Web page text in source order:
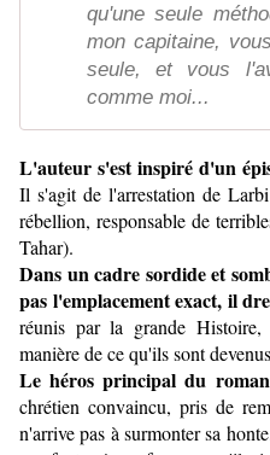
qu'une seule
mon capitaine,
seule, et vous
comme moi...
L'auteur s'est inspiré d'un
Il s'agit de l'arrestation de
rébellion, responsable de
Tahar).
Dans un cadre sordide et
pas l'emplacement exact, il
réunis par la grande
manière de ce qu'ils sont
Le héros principal du
chrétien convaincu, pris de
n'arrive pas à surmonter sa